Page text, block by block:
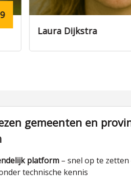
Laura Dijkstra
gemeenten en
platform – snel op te
technische kennis